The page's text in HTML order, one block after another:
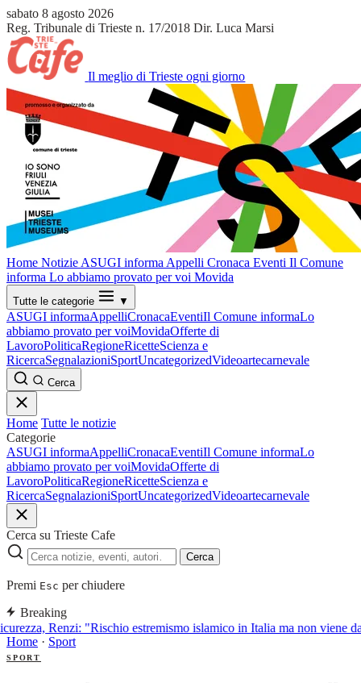
sabato 8 agosto 2026
Reg. Tribunale di Trieste n. 17/2018 Dir. Luca Marsi
Il meglio di Trieste ogni giorno
Home Notizie ASUGI informa Appelli Cronaca Eventi Il Comune
informa Lo abbiamo provato per voi Movida
Tutte le categorie ▼
ASUGI informaAppelliCronacaEventiIl Comune informaLo
abbiamo provato per voiMovidaOfferte di
LavoroPoliticaRegioneRicetteScienza e
RicercaSegnalazioniSportUncategorizedVideoartecarnevale
Cerca
Home Tutte le notizie
Categorie
ASUGI informaAppelliCronacaEventiIl Comune informaLo
abbiamo provato per voiMovidaOfferte di
LavoroPoliticaRegioneRicetteScienza e
RicercaSegnalazioniSportUncategorizedVideoartecarnevale
Cerca su Trieste Cafe
Cerca
Premi Esc per chiudere
Breaking
Renzi: "Rischio estremismo islamico in Italia ma non viene
Home · Sport
SPORT